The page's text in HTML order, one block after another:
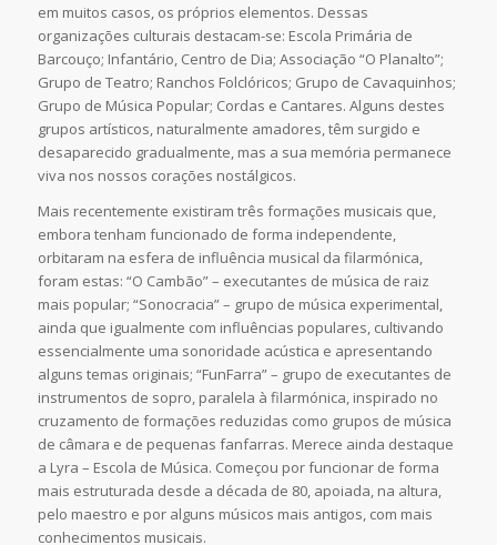
em muitos casos, os próprios elementos. Dessas
organizações culturais destacam-se: Escola Primária de
Barcouço; Infantário, Centro de Dia; Associação “O Planalto”;
Grupo de Teatro; Ranchos Folclóricos; Grupo de Cavaquinhos;
Grupo de Música Popular; Cordas e Cantares. Alguns destes
grupos artísticos, naturalmente amadores, têm surgido e
desaparecido gradualmente, mas a sua memória permanece
viva nos nossos corações nostálgicos.
Mais recentemente existiram três formações musicais que,
embora tenham funcionado de forma independente,
orbitaram na esfera de influência musical da filarmónica,
foram estas: “O Cambão” – executantes de música de raiz
mais popular; “Sonocracia” – grupo de música experimental,
ainda que igualmente com influências populares, cultivando
essencialmente uma sonoridade acústica e apresentando
alguns temas originais; “FunFarra” – grupo de executantes de
instrumentos de sopro, paralela à filarmónica, inspirado no
cruzamento de formações reduzidas como grupos de música
de câmara e de pequenas fanfarras. Merece ainda destaque
a Lyra – Escola de Música. Começou por funcionar de forma
mais estruturada desde a década de 80, apoiada, na altura,
pelo maestro e por alguns músicos mais antigos, com mais
conhecimentos musicais.